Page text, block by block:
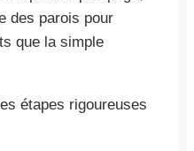
des parois pour
que la simple
étapes rigoureuses